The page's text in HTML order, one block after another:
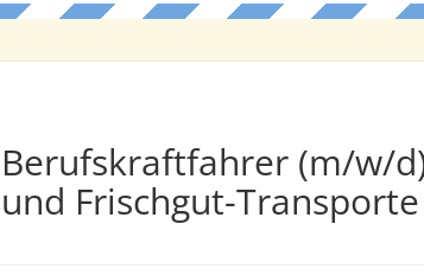
Berufskraftfahrer (m/w/
und Frischgut-Transporte